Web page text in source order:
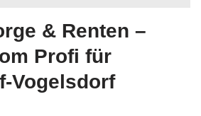
& Renten –
Profi für
Vogelsdorf